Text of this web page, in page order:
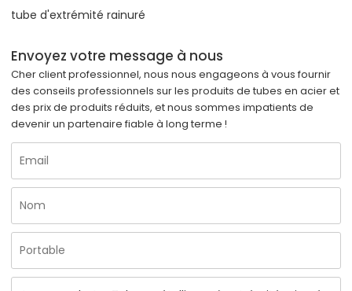
tube d'extrémité rainuré
Envoyez votre message à nous
Cher client professionnel, nous nous engageons à vous fournir
des conseils professionnels sur les produits de tubes en acier et
des prix de produits réduits, et nous sommes impatients de
devenir un partenaire fiable à long terme !